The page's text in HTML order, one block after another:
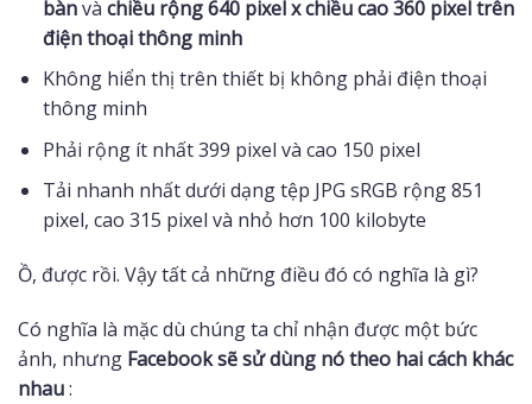
bànvà chiều rộng 640 pixel x chiều cao 360 pixel trên
điện thoại thông minh
Không hiển thị trên thiết bị không phải điện thoại
thông minh
Phải rộng ít nhất 399 pixel và cao 150 pixel
Tải nhanh nhất dưới dạng tệp JPG sRGB rộng 851
pixel, cao 315 pixel và nhỏ hơn 100 kilobyte
Ồ, được rồi. Vậy tất cả những điều đó có nghĩa là gì?
Có nghĩa là mặc dù chúng ta chỉ nhận được một bức
ảnh, nhưng Facebook sẽ sử dùng nó theo hai cách khác
nhau: